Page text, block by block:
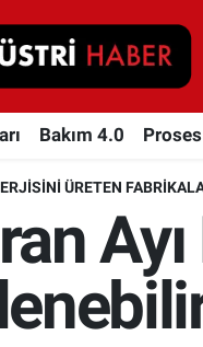
Bakım 4.0
ÜRETEN